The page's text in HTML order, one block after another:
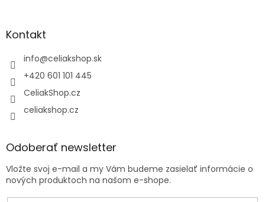
Kontakt
info@celiakshop.sk
+420 601 101 445
CeliakShop.cz
celiakshop.cz
Odoberať newsletter
Vložte svoj e-mail a my Vám budeme zasielať informácie o
nových produktoch na našom e-shope.